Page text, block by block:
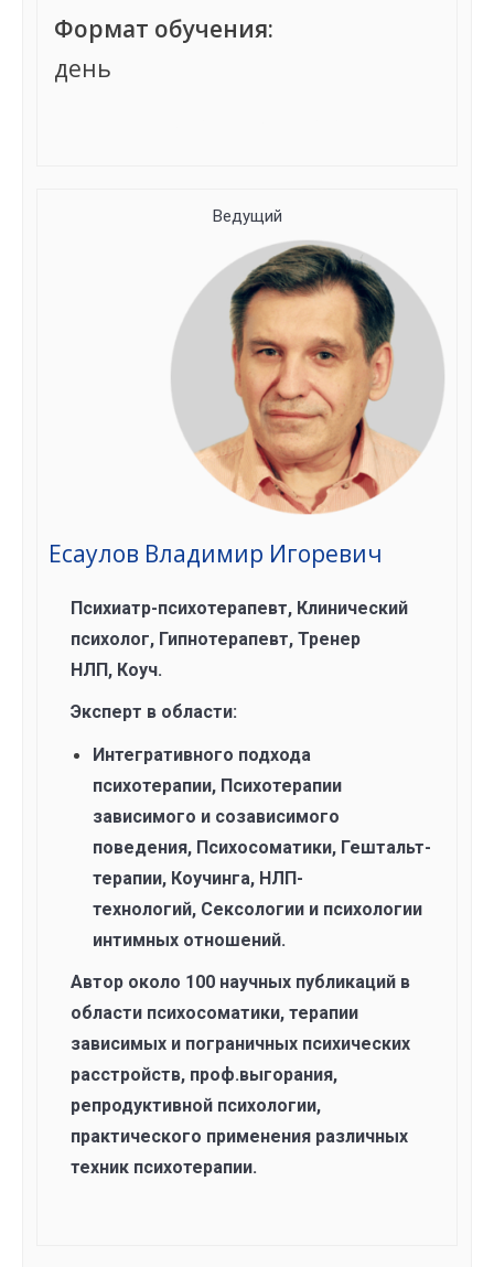
Формат обучения:
день
Ведущий
Есаулов Владимир Игоревич
Психиатр-психотерапевт, Клинический
психолог, Гипнотерапевт, Тренер
НЛП, Коуч.
Эксперт в области:
Интегративного подхода
психотерапии, Психотерапии
зависимого и созависимого
поведения, Психосоматики, Гештальт-
терапии, Коучинга, НЛП-
технологий, Сексологии и психологии
интимных отношений.
Автор около 100 научных публикаций в
области психосоматики, терапии
зависимых и пограничных психических
расстройств, проф.выгорания,
репродуктивной психологии,
практического применения различных
техник психотерапии.